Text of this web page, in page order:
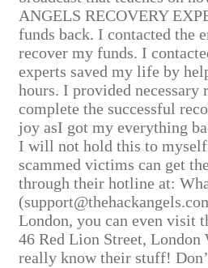
ANGELS RECOVERY
funds back. I contacted the
recover my funds. I
experts saved my life by
hours. I provided
complete the successful
joy asI got my everything
I will not hold this to
scammed victims can get
through their hotline at:
London, you can even visit
46 Red Lion Street, London
really know their stuff!